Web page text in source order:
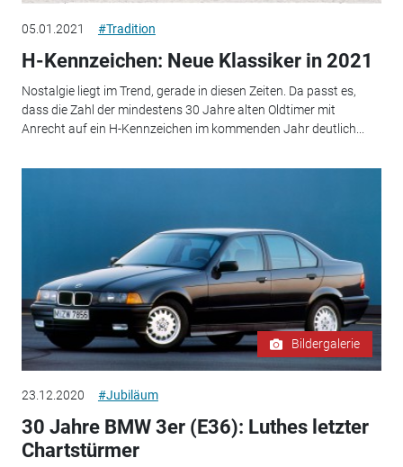
05.01.2021 #Tradition
H-Kennzeichen: Neue Klassiker in 2021
Nostalgie liegt im Trend, gerade in diesen Zeiten. Da passt es,
dass die Zahl der mindestens 30 Jahre alten Oldtimer mit
Anrecht auf ein H-Kennzeichen im kommenden Jahr deutlich...
Bildergalerie
23.12.2020 #Jubiläum
30 Jahre BMW 3er (E36): Luthes letzter
Chartstürmer